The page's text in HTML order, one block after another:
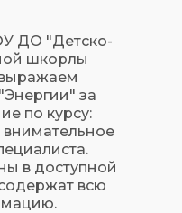
ДО "Детско-
шкорлы
за
по курсу:
в доступной
всю